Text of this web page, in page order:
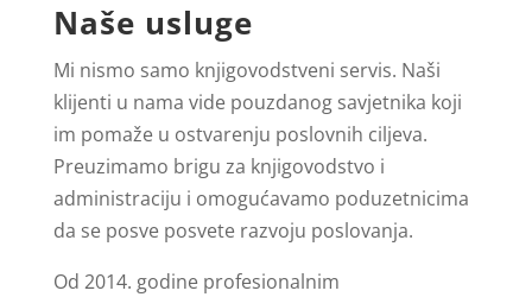
Naše usluge
Mi nismo samo knjigovodstveni servis. Naši
klijenti u nama vide pouzdanog savjetnika koji
im pomaže u ostvarenju poslovnih ciljeva.
Preuzimamo brigu za knjigovodstvo i
administraciju i omogućavamo poduzetnicima
da se posve posvete razvoju poslovanja.
Od 2014. godine profesionalnim